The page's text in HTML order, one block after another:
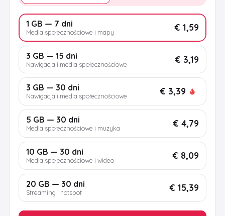
1 GB — 7 dni
Media społecznościowe i mapy € 1,59
3 GB — 15 dni
Nawigacja i media społecznościowe € 3,19
3 GB — 30 dni
Nawigacja i media społecznościowe € 3,39
5 GB — 30 dni
Media społecznościowe i muzyka € 4,79
10 GB — 30 dni
Media społecznościowe i wideo € 8,09
20 GB — 30 dni
Streaming i hotspot € 15,39